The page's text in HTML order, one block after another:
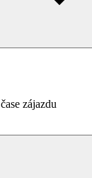
zájazdu